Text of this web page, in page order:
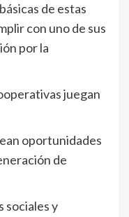
de estas
con uno de sus
por la
juegan
oportunidades
de
sociales y